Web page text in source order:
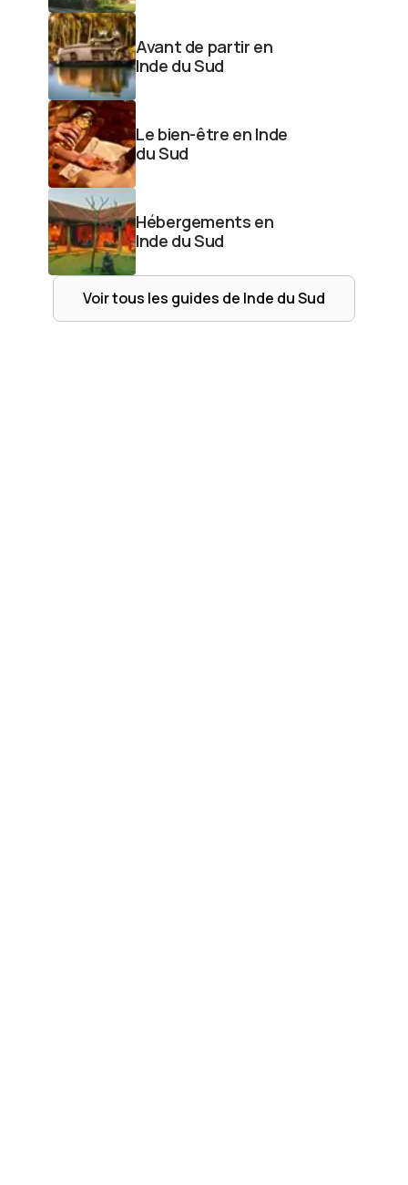
Avant de partir en
Inde du Sud
Le bien-être en Inde
du Sud
Hébergements en
Inde du Sud
Voir tous les guides de Inde du Sud